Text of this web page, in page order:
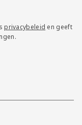
privacybeleid en geeft